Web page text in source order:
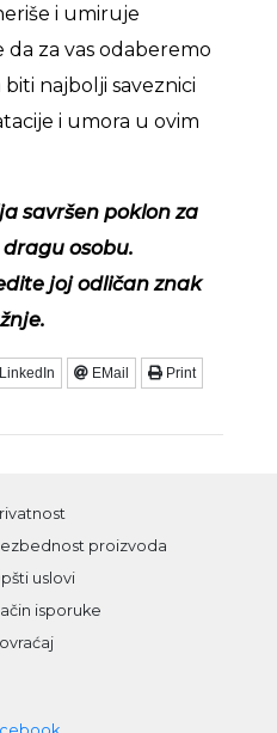
i umiruje
da za vas odaberemo
najbolji saveznici
i umora u ovim
savršen poklon za
osobu.
joj odličan znak
LinkedIn EMail
Print
proizvoda
uslovi
isporuke